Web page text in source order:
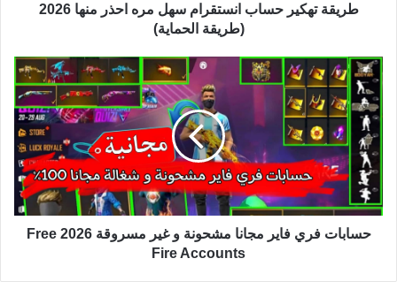
طريقة تهكير حساب انستقرام سهل مره احذر منها 2026
(طريقة الحماية)
حسابات فري فاير مجانا مشحونة و غير مسروقة 2026 Free
Fire Accounts